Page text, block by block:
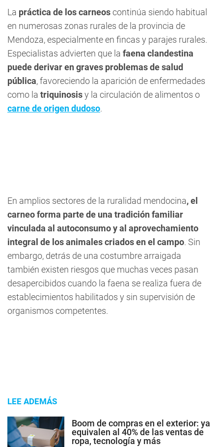
La práctica de los carneoscontinúa siendo habitual
en numerosas zonas rurales de la provincia de
Mendoza, especialmente en fincas y parajes rurales.
Especialistas advierten que la faena clandestina
puede derivar en graves problemas de salud
pública, favoreciendo la aparición de enfermedades
como la triquinosisy la circulación de alimentos o
carne de origen dudoso.
En amplios sectores de la ruralidad mendocina, el
carneo forma parte de una tradición familiar
vinculada al autoconsumo y al aprovechamiento
integral de los animales criados en el campo. Sin
embargo, detrás de una costumbre arraigada
también existen riesgos que muchas veces pasan
desapercibidos cuando la faena se realiza fuera de
establecimientos habilitados y sin supervisión de
organismos competentes.
LEE ADEMÁS
Boom de compras en el exterior: ya
equivalen al 40% de las ventas de
ropa, tecnología y más